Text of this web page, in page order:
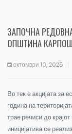
ЗАПОЧНА
ОПШТИНА КАРПОШ
октомври 10, 2025
Во тек е акцијата за
година на
трае речиси до
иницијатива се